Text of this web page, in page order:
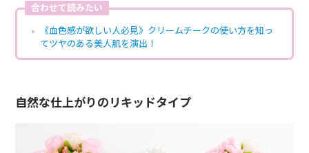
合わせて読みたい
《血色感が欲しい人必見》クリームチークの使い方を知っ
てツヤのある美人肌を演出！
自然な仕上がりのリキッドタイプ